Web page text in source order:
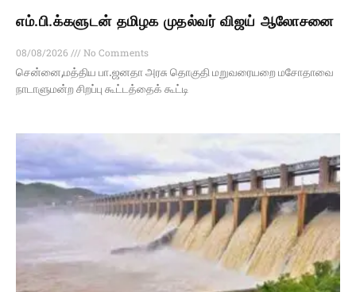
எம்.பி.க்களுடன் தமிழக முதல்வர் விஜய் ஆலோசனை
08/08/2026
No Comments
சென்னை,மத்திய பா.ஜனதா அரசு தொகுதி மறுவரையறை மசோதாவை
நாடாளுமன்ற சிறப்பு கூட்டத்தைக் கூட்டி